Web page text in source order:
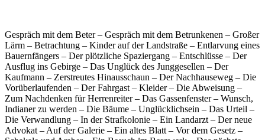
Gespräch mit dem Beter – Gespräch mit dem Betrunkenen – Großer
Lärm – Betrachtung – Kinder auf der Landstraße – Entlarvung eines
Bauernfängers – Der plötzliche Spaziergang – Entschlüsse – Der
Ausflug ins Gebirge – Das Unglück des Junggesellen – Der
Kaufmann – Zerstreutes Hinausschaun – Der Nachhauseweg – Die
Vorüberlaufenden – Der Fahrgast – Kleider – Die Abweisung –
Zum Nachdenken für Herrenreiter – Das Gassenfenster – Wunsch,
Indianer zu werden – Die Bäume – Unglücklichsein – Das Urteil –
Die Verwandlung – In der Strafkolonie – Ein Landarzt – Der neue
Advokat – Auf der Galerie – Ein altes Blatt – Vor dem Gesetz –